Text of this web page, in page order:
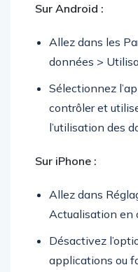
Sur Android :
Allez dans les
données >
Sélectionnez
contrôler et
l’utilisation des
Sur iPhone :
Allez dans
Actualisation en
Désactivez
applications ou